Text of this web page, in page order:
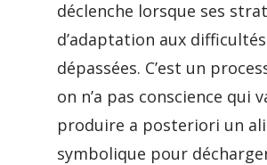
déclenche lorsque ses
d’adaptation aux
dépassées. C’est un
on n’a pas conscience qui
produire a posteriori un
symbolique pour